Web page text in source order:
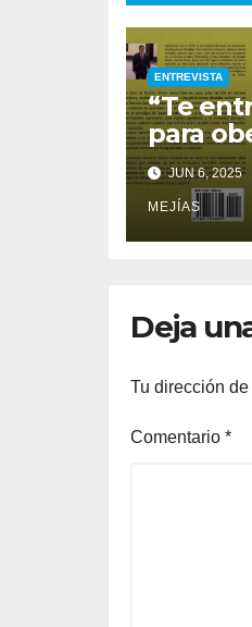
ENTREVISTA
“Te
para
no para
el
colegio
que
Vargas
igual o
JUN 6, 2025
MEJÍAS
Deja
Tu dirección
Comentario *